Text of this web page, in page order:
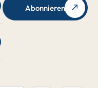
Abonnieren